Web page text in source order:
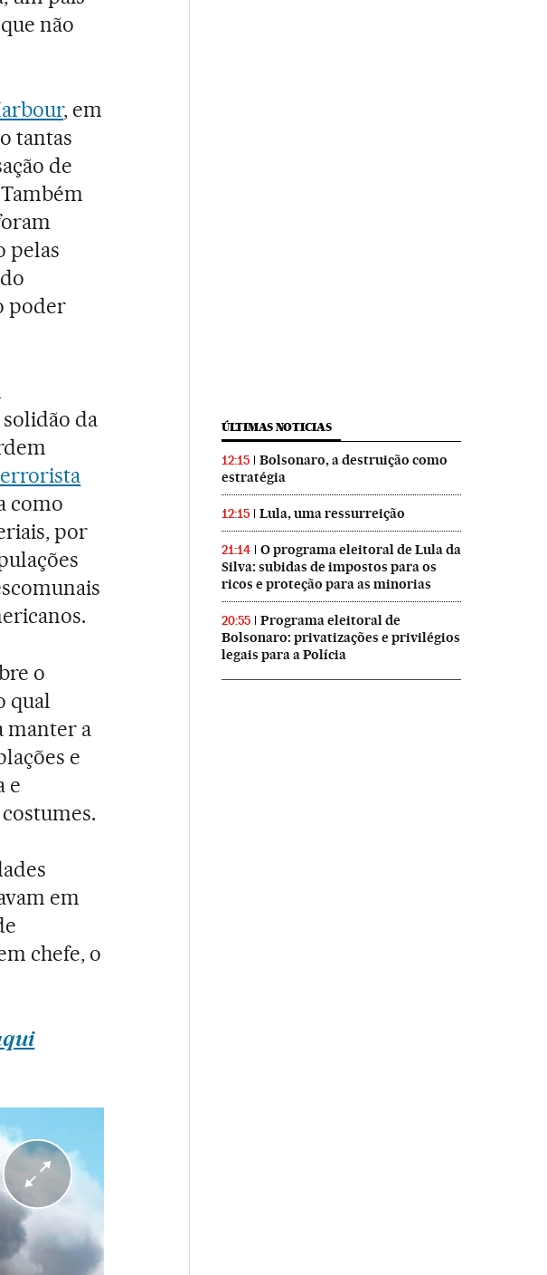
não
, em
tantas
de
pelas
poder
da
como
por
o
qual
manter a
e
e
em
chefe, o
ÚLTIMAS NOTICIAS
12:15
Bolsonaro, a destruição como
estratégia
12:15 Lula, uma ressurreição
21:14
O programa eleitoral de Lula da
Silva: subidas de impostos para os
ricos e proteção para as minorias
20:55
Programa eleitoral de
Bolsonaro: privatizações e privilégios
legais para a Polícia